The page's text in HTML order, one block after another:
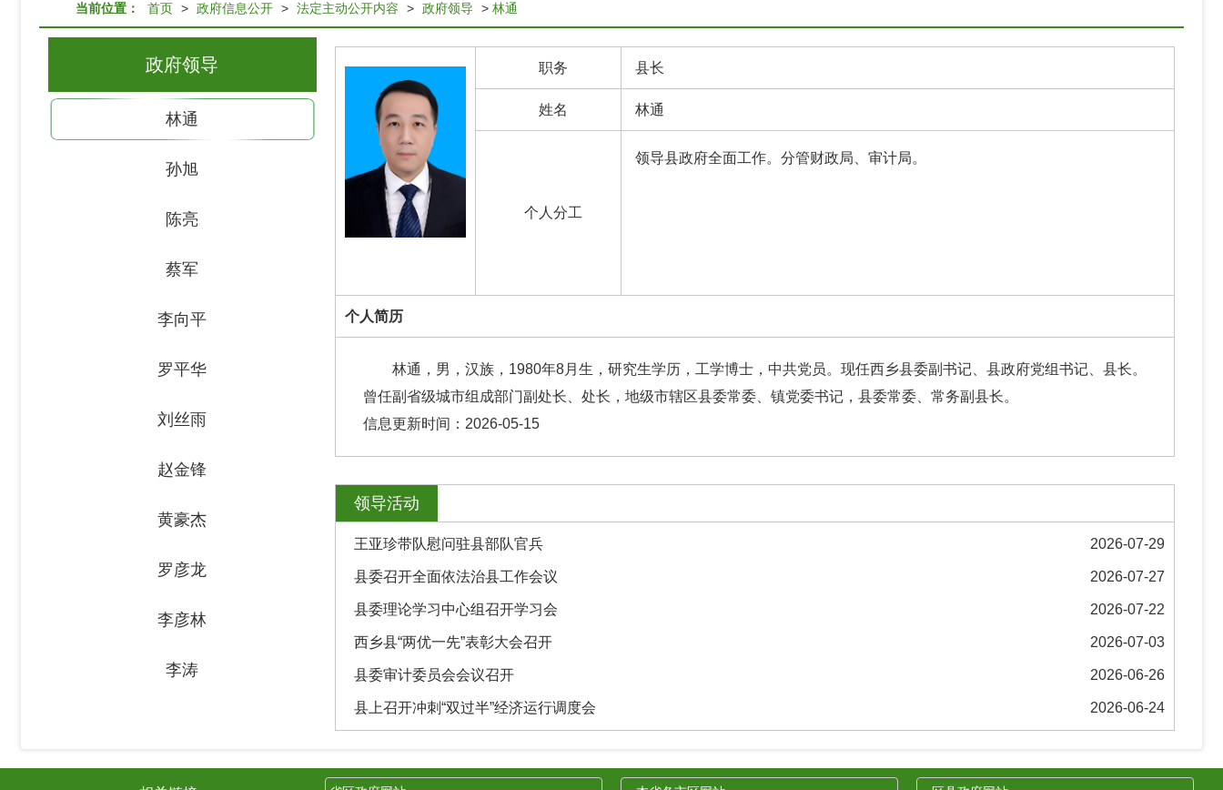
当前位置： 首页 > 政府信息公开 > 法定主动公开内容 > 政府领导 > 林通
政府领导
林通
孙旭
陈亮
蔡军
李向平
罗平华
刘丝雨
赵金锋
黄豪杰
罗彦龙
李彦林
李涛
职务 县长
姓名 林通
个人分工
领导县政府全面工作。分管财政局、审计局。
个人简历
林通，男，汉族，1980年8月生，研究生学历，工学博士，中共党员。现任西乡县委副书记、县政府党组书记、县长。
曾任副省级城市组成部门副处长、处长，地级市辖区县委常委、镇党委书记，县委常委、常务副县长。
信息更新时间：2026-05-15
领导活动
2026-07-29
王亚珍带队慰问驻县部队官兵
2026-07-27
县委召开全面依法治县工作会议
2026-07-22
县委理论学习中心组召开学习会
2026-07-03
西乡县“两优一先”表彰大会召开
2026-06-26
县委审计委员会会议召开
2026-06-24
县上召开冲刺“双过半”经济运行调度会